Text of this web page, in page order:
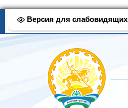
Версия для слабовидящих